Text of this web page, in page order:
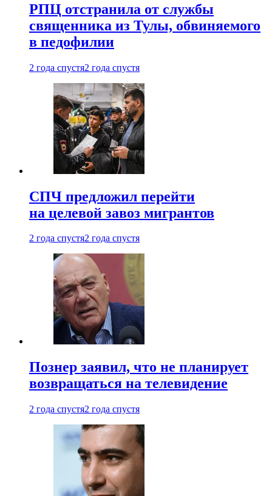
РПЦ отстранила от службы
священника из Тулы, обвиняемого
в педофилии
2 года спустя2 года спустя
СПЧ предложил перейти
на целевой завоз мигрантов
2 года спустя2 года спустя
Познер заявил, что не планирует
возвращаться на телевидение
2 года спустя2 года спустя